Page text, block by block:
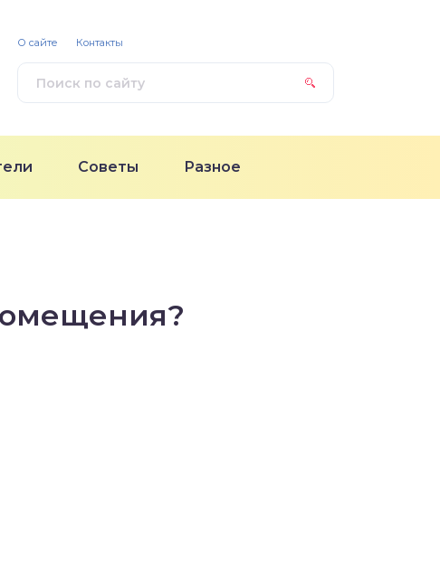
Советы Разное
О сайте Контакты